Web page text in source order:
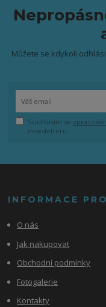
Můžete se kdykoli
Souhlasím se
newsletteru.
INFORMACE
O nás
Jak nakupovat
Obchodní podmínky
Fotogalerie
Kontakty